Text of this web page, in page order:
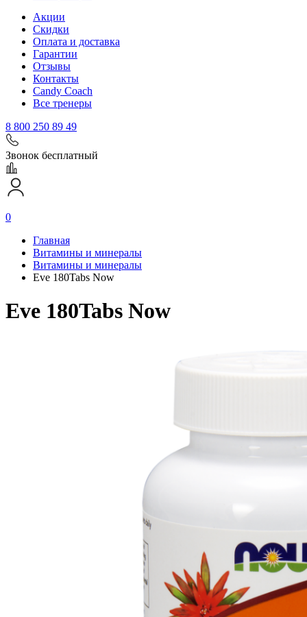
Акции
Скидки
Оплата и доставка
Гарантии
Отзывы
Контакты
Candy Coach
Все тренеры
8 800 250 89 49
Звонок бесплатный
0
Главная
Витамины и минералы
Витамины и минералы
Eve 180Tabs Now
Eve 180Tabs Now